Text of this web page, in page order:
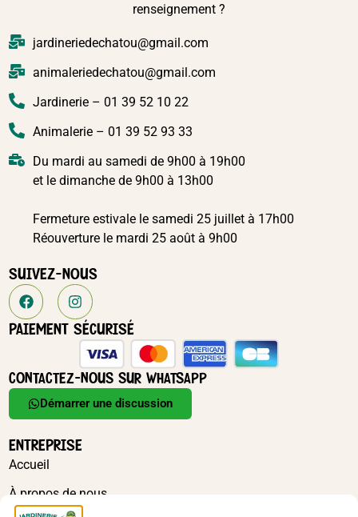
SUIVEZ-NOUS
PAIEMENT SÉCURISÉ
CONTACTEZ-NOUS SUR WHATSAPP
Démarrer une discussion
ENTREPRISE
Accueil
À propos de nous
renseignement ?
jardineriedechatou@gmail.com
animaleriedechatou@gmail.com
Jardinerie – 01 39 52 10 22
Animalerie – 01 39 52 93 33
Du mardi au samedi de 9h00 à 19h00
et le dimanche de 9h00 à 13h00
Fermeture estivale le samedi 25 juillet à 17h00
Réouverture le mardi 25 août à 9h00